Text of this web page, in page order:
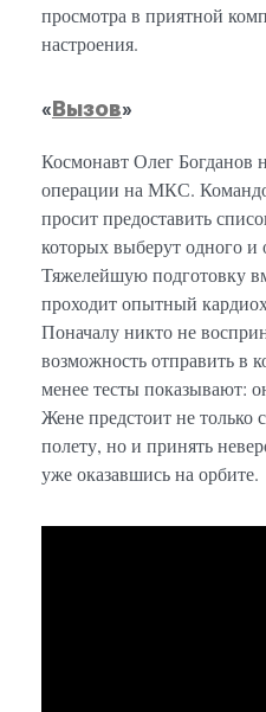
просмотра в приятной
настроения.
« Вызов»
Космонавт Олег Богданов
операции на МКС.
просит предоставить
которых выберут одного и
Тяжелейшую подготовку
проходит опытный
Поначалу никто не
возможность отправить в
менее тесты показывают:
Жене предстоит не только
полету, но и принять
уже оказавшись на орбите.